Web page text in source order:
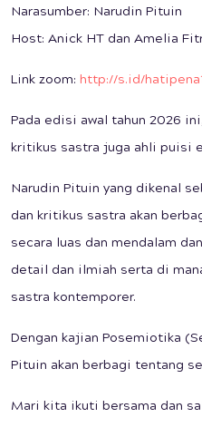
Narasumber: Narudin Pituin
Host: Anick HT dan Amelia
Link zoom: http://s.id/
Pada edisi awal tahun 2026
kritikus sastra juga ahli puisi
Narudin Pituin yang dikenal
dan kritikus sastra akan
secara luas dan mendalam
detail dan ilmiah serta di
sastra kontemporer.
Dengan kajian Posemiotika
Pituin akan berbagi tentang
Mari kita ikuti bersama dan